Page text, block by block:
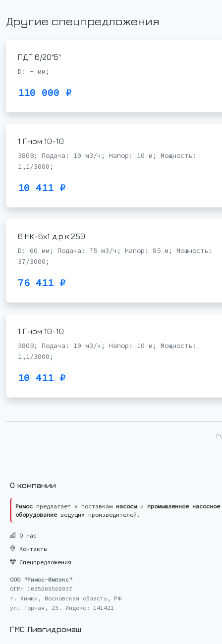
Другие спецпредложения
ПДГ 6/20"Б"
D: - мм;
110 000 ₽
1 Гном 10-10
380В; Подача: 10 м3/ч; Напор: 10 м; Мощность:
1,1/3000;
10 411 ₽
6 НК-6х1 д.р.к.250
D: 60 мм; Подача: 75 м3/ч; Напор: 85 м; Мощность:
37/3000;
76 411 ₽
1 Гном 10-10
380В; Подача: 10 м3/ч; Напор: 10 м; Мощность:
1,1/3000;
10 411 ₽
О компании
Римос предлагает к поставкам насосыи промышленное насосное
оборудованиеведущих производителей.
О нас
Контакты
Спецпредложения
ООО "Римос-Импэкс"
ОГРН 1035009560937
г. Химки, Московская область, РФ
ул. Горная, 23. Индекс: 141421
ГМС Ливгидромаш